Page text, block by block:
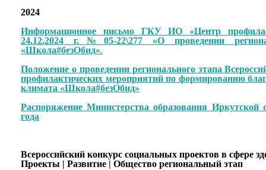
2024
Информационное письмо ГКУ ИО «Центр
24.12.2024 г. №05-22\277 «О проведении
«Школа#безОбид».
Положение о проведении регионального этапа
профилактических мероприятий по формированию
климата «Школа#безОбид»
Распоряжение Министерства образования
года
Всероссийский конкурс социальных проектов в сфере
Проекты | Развитие | Общество региональный этап